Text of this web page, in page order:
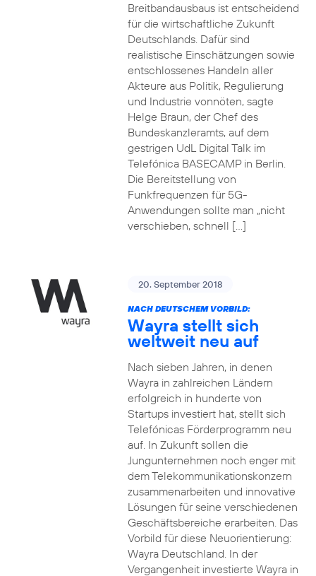
Breitbandausbaus ist entscheidend
für die wirtschaftliche Zukunft
Deutschlands. Dafür sind
realistische Einschätzungen sowie
entschlossenes Handeln aller
Akteure aus Politik, Regulierung
und Industrie vonnöten, sagte
Helge Braun, der Chef des
Bundeskanzleramts, auf dem
gestrigen UdL Digital Talk im
Telefónica BASECAMP in Berlin.
Die Bereitstellung von
Funkfrequenzen für 5G-
Anwendungen sollte man „nicht
verschieben, schnell […]
20. September 2018
NACH DEUTSCHEM VORBILD:
Wayra stellt sich
weltweit neu auf
Nach sieben Jahren, in denen
Wayra in zahlreichen Ländern
erfolgreich in hunderte von
Startups investiert hat, stellt sich
Telefónicas Förderprogramm neu
auf. In Zukunft sollen die
Jungunternehmen noch enger mit
dem Telekommunikationskonzern
zusammenarbeiten und innovative
Lösungen für seine verschiedenen
Geschäftsbereiche erarbeiten. Das
Vorbild für diese Neuorientierung:
Wayra Deutschland. In der
Vergangenheit investierte Wayra in